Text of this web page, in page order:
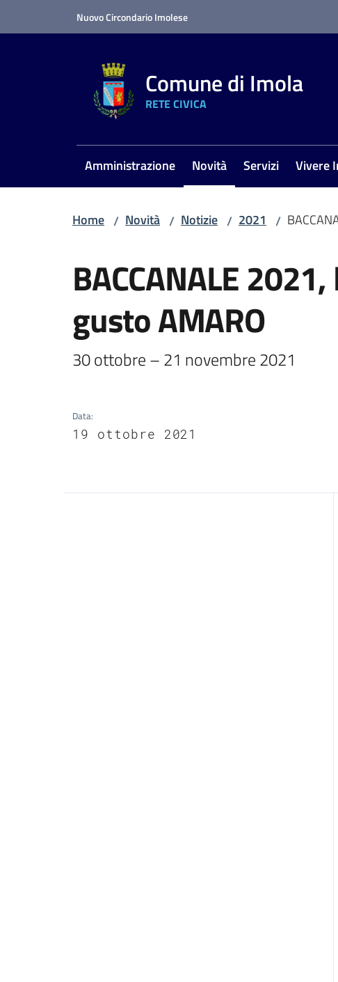
Nuovo Circondario Imolese
Comune di Imola
RETE CIVICA
Amministrazione Novità
Menu selezionato
Servizi Vivere
Home / Novità / Notizie / 2021 /
BACCANALE
gusto AMARO
30 ottobre – 21 novembre 2021
Data:
19 ottobre 2021